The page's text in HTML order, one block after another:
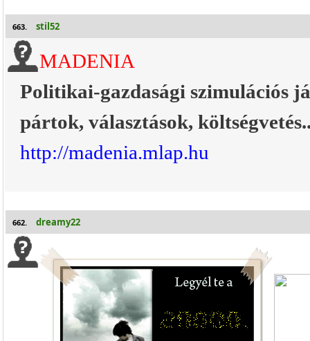
663. stil52
MADENIA
Politikai-gazdasági szimulációs
pártok, választások,
http://madenia.mlap.hu
662. dreamy22